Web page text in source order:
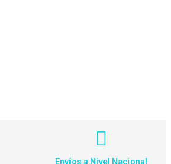
Envíos a Nivel Nacional